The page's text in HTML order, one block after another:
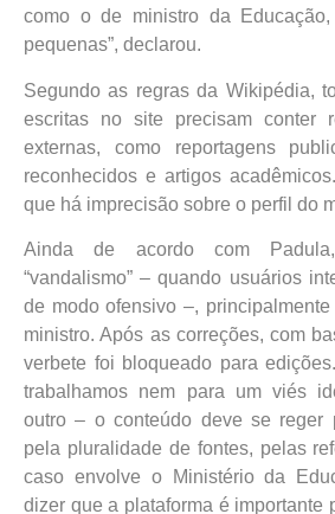
como o de ministro da
pequenas”, declarou.
Segundo as regras da Wikipédia,
escritas no site precisam conter
externas, como reportagens
reconhecidos e artigos
que há imprecisão sobre o perfil do
Ainda de acordo com
“vandalismo” – quando usuários
de modo ofensivo –,
ministro. Após as correções, com
verbete foi bloqueado para
trabalhamos nem para um viés
outro – o conteúdo deve se reger
pela pluralidade de fontes, pelas
caso envolve o Ministério da
dizer que a plataforma é importante